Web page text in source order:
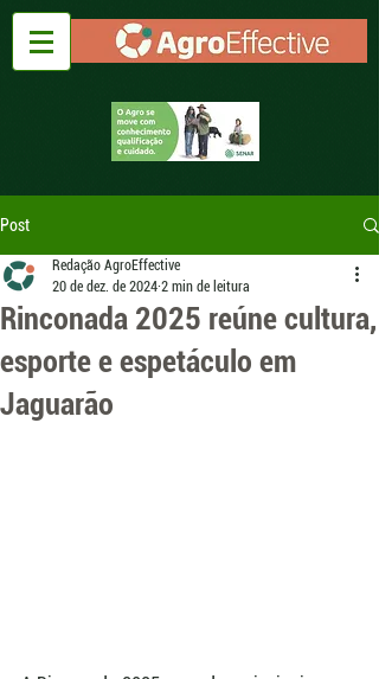
Post
Rinconada 2025 reúne cultura,
esporte e espetáculo em
Jaguarão
Redação AgroEffective
20 de dez. de 2024 2 min de leitura